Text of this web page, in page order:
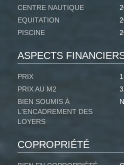
CENTRE NAUTIQUE
EQUITATION
PISCINE
ASPECTS
PRIX
PRIX AU M2
BIEN SOUMIS À
L'ENCADREMENT DES
LOYERS
COPROPRIÉTÉ